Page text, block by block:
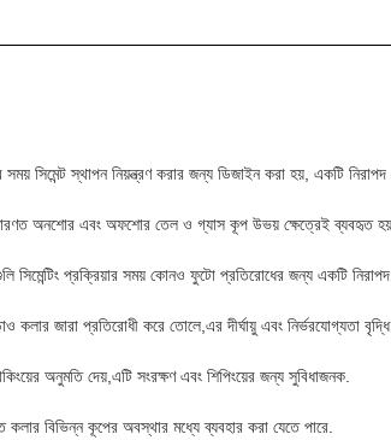
সিমেন্ট স্থাপন নিয়ন্ত্রণ করার জন্য ডিজাইন করা হয়, একটি নিরাপদ
সাধারণত অনশোর এবং অফশোর তেল ও গ্যাস কূপ উভয় ক্ষেত্রেই ব্যবহৃত হয়.
সিমেন্টিং প্রক্রিয়ার সময় কোনও ফুটো প্রতিরোধের জন্য একটি
কলার জারা প্রতিরোধী করে তোলে,এর দীর্ঘায়ু এবং নির্ভরযোগ্যতা বৃদ্ধি.
অনুমতি দেয়,এটি সংরক্ষণ এবং শিপিংয়ের জন্য সুবিধাজনক.
কলার বিভিন্ন কূপের অবস্থার মধ্যে ব্যবহার করা যেতে পারে.